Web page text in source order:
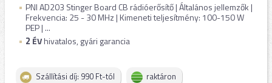
PNI AD203 Stinger Board CB rádióerősítő | Általános jellemzők |
Frekvencia: 25 - 30 MHz | Kimeneti teljesítmény: 100-150 W
PEP | ...
2 ÉVhivatalos, gyári garancia
Szállítási díj: 990 Ft-tól raktáron